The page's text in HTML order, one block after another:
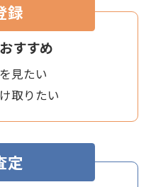
録
すすめ
見たい
取りたい
定